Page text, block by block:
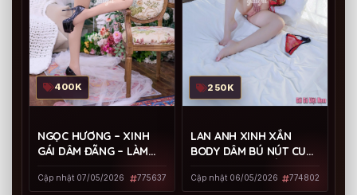
400K
NGỌC HƯƠNG – XINH
GÁI DÂM ĐÃNG – LÀM
Cập nhật 07/05/2026 775637
250K
LAN ANH XINH XẮN
BODY DÂM BÚ NÚT CU
KHÁCH
Cập nhật 06/05/2026 774802